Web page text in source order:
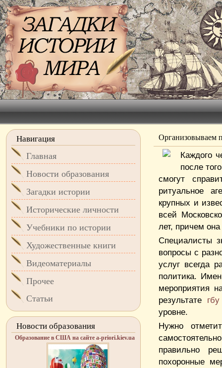
Организовываем
Каждого
после
смогут
ритуальное
крупных и
всей
лет, причем она
Специалисты
вопросы с
услуг всегда
политика.
мероприятия
результате
уровне.
Нужно
правильно
похоронные
Навигация
Главная
Новости образования
Загадки истории
Исторические личности
Учебники по истории
Художественные книги
Видеоматериалы
Прочее
Статьи
Новости образования
Образование в США на сайте a-priori.kiev.ua